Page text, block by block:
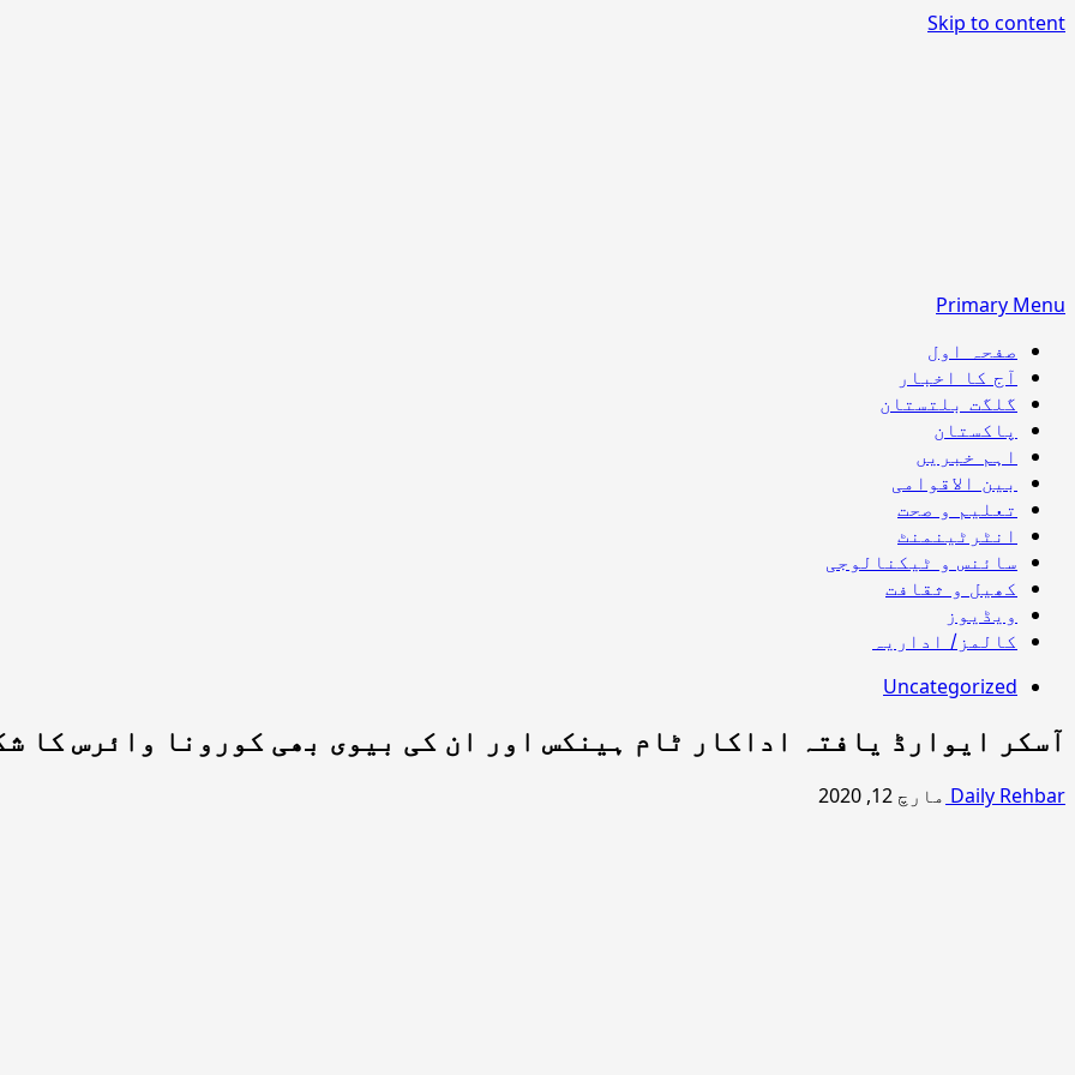
Skip to content
Primary Menu
صفحہ اول
آج کا اخبار
گلگت بلتستان
پاکستان
اہم خبریں
بین الاقوامی
تعلیم و صحت
انٹرٹینمنٹ
سائنس و ٹیکنالوجی
کھیل و ثقافت
ویڈیوز
کالمز/ اداریہ
Uncategorized
آسکر ایوارڈ یافتہ اداکار ٹام ہینکس اور ان کی بیوی بھی کورونا وائرس کا
Daily Rehbar مارچ 12, 2020